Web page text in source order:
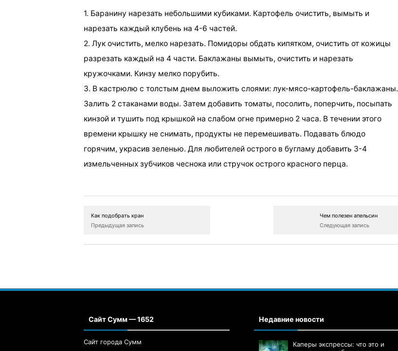
1. Баранину нарезать небольшими кубиками. Картофель очистить, вымыть и
нарезать каждый клубень на 4-6 частей.
2. Лук очистить, мелко нарезать. Помидоры обдать кипятком, очистить от кожицы
разрезать каждый на 4 части. Баклажаны вымыть, очистить и нарезать
кружочками. Кинзу мелко порубить.
3. В кастрюлю с толстым днем выложить слоями: лук-мясо-картофель-баклажаны.
Залить 2 стаканами воды. Затем добавить томаты, посолить, поперчить, посыпать
кинзой и тушить под крышкой на слабом огне примерно 2 часа. В течении этого
времени крышку не снимать, продукты не перемешивать. Подавать блюдо
горячим, украсив зеленью. Для любителей острого в бугламу добавить 3-4
измельченных зубчиков чеснока или стручок острого красного перца.
Как подобрать кран
Предыдущая запись
Чем полезен апельсин
Следующая запись
Сайт Сумм — 1652
Сайт города Сумм
Недавние новости
Каперы экспрессы: что это и